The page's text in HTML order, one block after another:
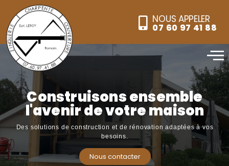
NOUS APPELER
07 60 97 41 88
Construisons ensemble
l'avenir de votre maison
Des solutions de construction et de rénovation adaptées à vos
besoins.
Nous contacter